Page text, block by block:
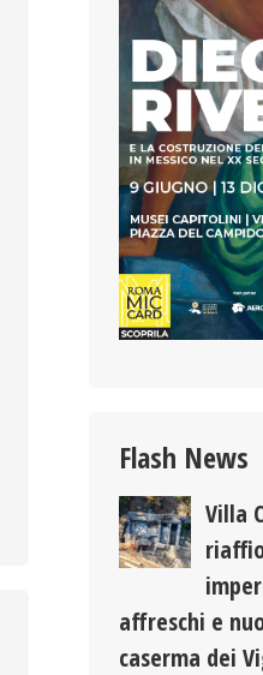
Flash News
Villa
affreschi e
caserma dei